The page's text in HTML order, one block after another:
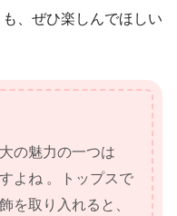
、ぜひ楽しんでほしい
の魅力の一つは
よね 。トップスで
を取り入れると、